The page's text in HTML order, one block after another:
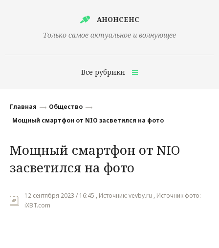
АНОНСЕНС
Только самое актуальное и волнующее
Все рубрики
Финансы
Наука
Культура
Общество
Главная
Общество
Мощный смартфон от NIO засветился на фото
Мощный смартфон от NIO
засветился на фото
12 сентября 2023 / 16:45 , Источник: vevby.ru , Источник фото:
iXBT.com